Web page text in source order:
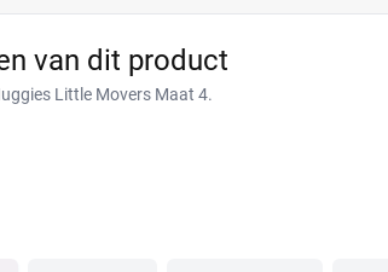
van dit product
Little Movers Maat 4.